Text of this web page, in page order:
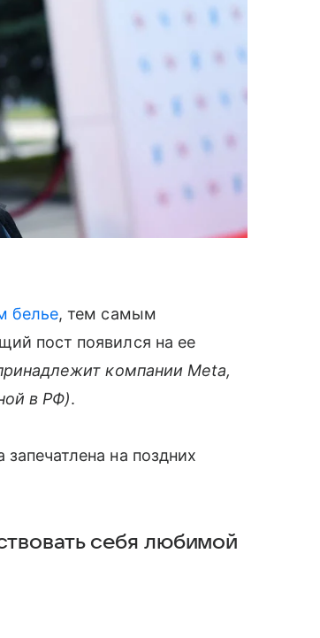
белье, тем самым
пост появился на ее
компании Meta,
в РФ).
на поздних
себя любимой